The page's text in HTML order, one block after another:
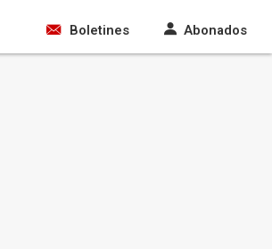
Boletines Abonados